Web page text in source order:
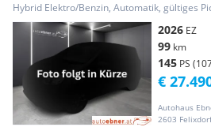
Hybrid Elektro/Benzin, Automatik, gültiges
2026 EZ
99 km
145 PS
Autohaus
2603 Felixdorf
€